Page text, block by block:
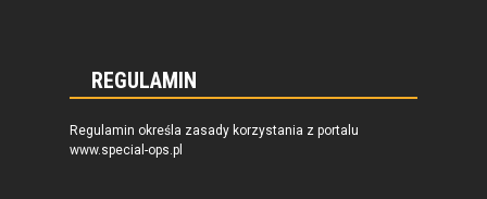
REGULAMIN
Regulamin określa zasady korzystania z portalu
www.special-ops.pl